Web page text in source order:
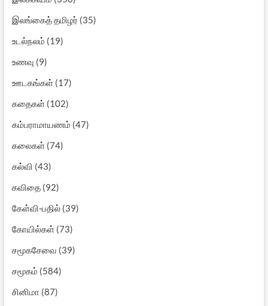
இலங்கைத் தமிழர் (35)
உடல்நலம் (19)
உணவு (9)
ஊடகங்கள்(17)
கதைகள்(102)
கம்பராமாயணம் (47)
கலைகள்(74)
கல்வி (43)
கவிதை(92)
கேள்வி-பதில்(39)
கோயில்கள்(73)
சமூகசேவை (39)
சமூகம் (584)
சினிமா (87)